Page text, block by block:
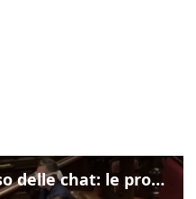
Delmastro, negato l'uso delle chat: le proteste di Avs e M5s